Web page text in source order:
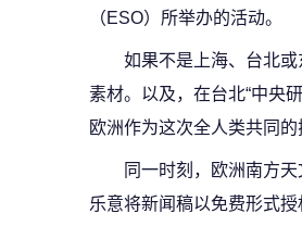
（ESO）所举办的活动。
如果不是上海、台北
素材。以及，在台北“中央
欧洲作为这次全人类共同
同一时刻，欧洲南方
乐意将新闻稿以免费形式